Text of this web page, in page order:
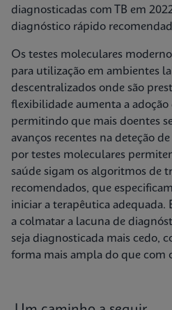
diagnosticadas com TB em
diagnóstico rápido
Os testes moleculares
para utilização em ambientes
descentralizados onde são
flexibilidade aumenta a
permitindo que mais doentes
avanços recentes na deteção
por testes moleculares
saúde sigam os algoritmos de
recomendados, que
iniciar a terapêutica adequada.
a colmatar a lacuna de
seja diagnosticada mais cedo,
forma mais ampla do que com